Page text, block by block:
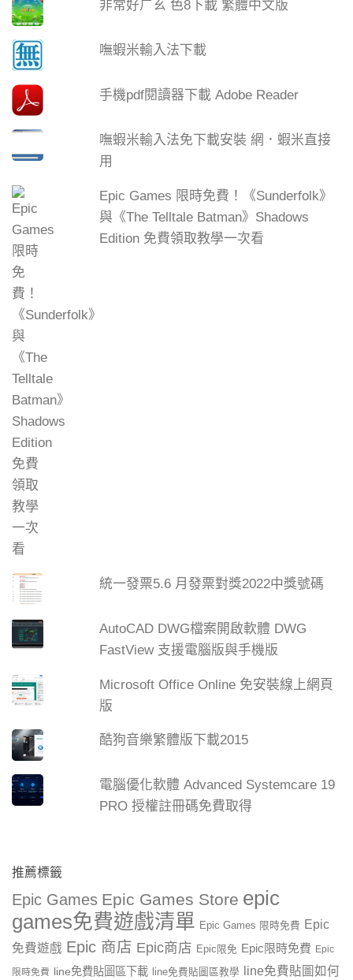
非常好ㄏㄠ 色8下載 繁體中文版
嘸蝦米輸入法下載
手機pdf閱讀器下載 Adobe Reader
嘸蝦米輸入法免下載安裝 網．蝦米直接
用
Epic Games 限時免費！《Sunderfolk》
與《The Telltale Batman》Shadows
Edition 免費領取教學一次看
統一發票5.6 月發票對獎2022中獎號碼
AutoCAD DWG檔案開啟軟體 DWG
FastView 支援電腦版與手機版
Microsoft Office Online 免安裝線上網頁
版
酷狗音樂繁體版下載2015
電腦優化軟體 Advanced Systemcare 19
PRO 授權註冊碼免費取得
推薦標籤
Epic Games Epic Games Store epic
games免費遊戲清單 Epic Games 限時免費 Epic
免費遊戲 Epic 商店 Epic商店 Epic限免 Epic限時免費 Epic
限時免費 line免費貼圖區下載 line免費貼圖區教學
line免費貼圖如何